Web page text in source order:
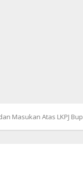
Masukan Atas LKPJ